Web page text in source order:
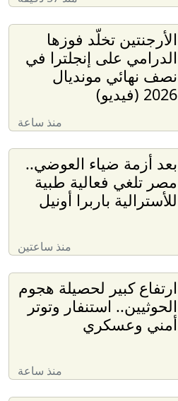
الأرجنتين تخلّد فوزها
الدرامي على إنجلترا في
نصف نهائي مونديال
2026 (فيديو)
منذ ساعة
بعد أزمة ضياء العوضي..
مصر تلغي فعالية طبية
للأسترالية باربرا أونيل
منذ ساعتين
ارتفاع كبير لحصيلة هجوم
الحوثيين.. استنفار وتوتر
أمني وعسكري
منذ ساعة